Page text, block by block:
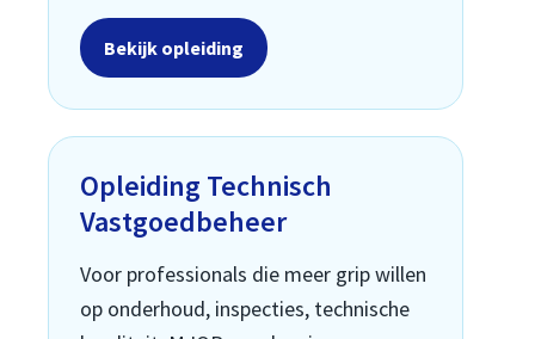
Bekijk opleiding
Opleiding Technisch
Vastgoedbeheer
Voor professionals die meer grip willen
op onderhoud, inspecties, technische